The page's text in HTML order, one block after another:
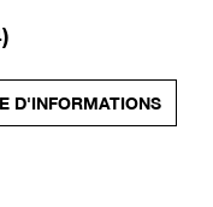
D'INFORMATIONS